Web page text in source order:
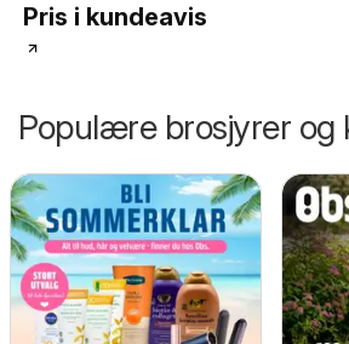
Pris i kundeavis
Populære brosjyrer og